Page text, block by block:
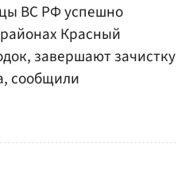
ВС РФ успешно
Красный
завершают зачистку
сообщили